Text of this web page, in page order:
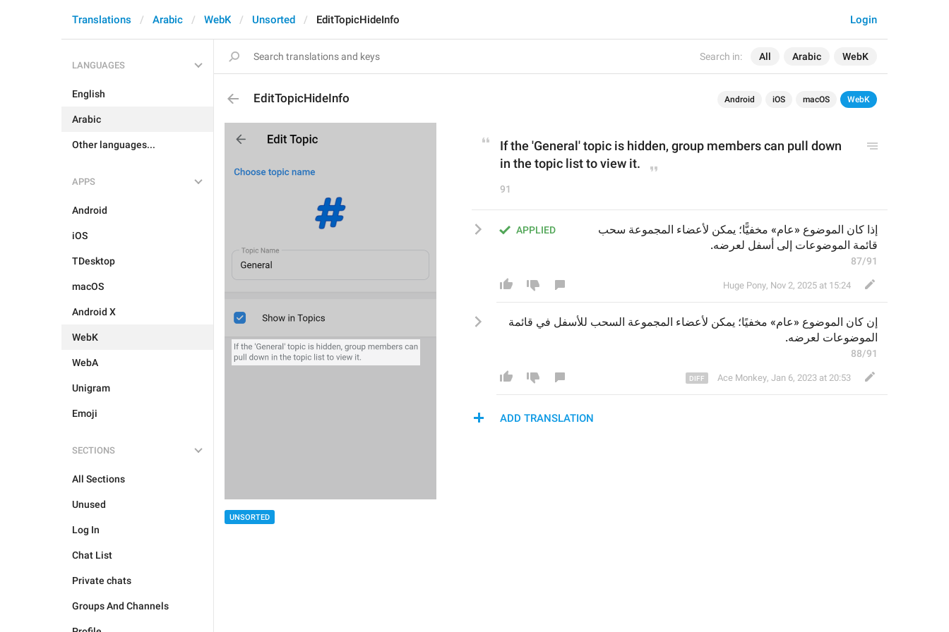
Search in: All Arabic WebK
Login
Translations Arabic WebK Unsorted EditTopicHideInfo
LANGUAGES
English
Arabic
Other languages...
APPS
Android
iOS
TDesktop
macOS
Android X
WebK
WebA
Unigram
Emoji
SECTIONS
All Sections
Unused
Log In
Chat List
Private chats
Groups And Channels
EditTopicHideInfo Android iOS macOS WebK
UNSORTED
If the 'General' topic is hidden, group members can pull down
in the topic list to view it.
91
APPLIED
قائمة الموضوعات إلى أسفل لعرضه.
87/91
Huge Pony, Nov 2, 2025 at 15:24
إن كان الموضوع «عام» مخفيًا؛ يمكن لأعضاء المجموعة السحب للأسفل في
الموضوعات لعرضه.
88/91
Ace Monkey, Jan 6, 2023 at 20:53
ADD TRANSLATION